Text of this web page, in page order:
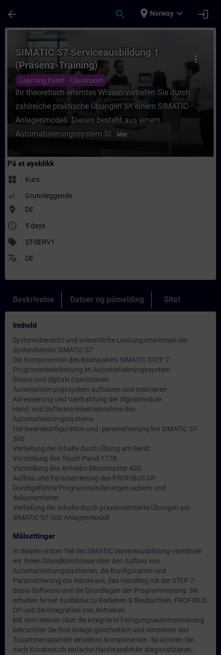
arrow_back search place Norway expand_more login
Kurs - SIMATIC S7 Serviceausbildung 1
more_vert
SIMATIC S7 Serviceausbildung 1
(Präsenz-Training)
Learning Event - Classroom
Ihr theoretisch erlerntes Wissen vertiefen Sie durch
zahlreiche praktische Übungen an einem SIMATIC-
Anlagenmodell. Dieses besteht aus einem
Automatisierungssystem SI... Mer
På et øyeblikk
widgets Kurs
Grunnleggende
where_to_vote DE
access_time 5 days
sell ST-SERV1
translate DE
Beskrivelse Datoer og påmelding Sitat
Innhold
Systemübersicht und wesentliche Leistungsmerkmale der
Systemfamilie SIMATIC S7
Die Komponenten des Basispakets SIMATIC STEP 7
Programmbearbeitung im Automatisierungssystem
Binäre und digitale Operationen
Automatisierungssystem aufbauen und montieren
Adressierung und Verdrahtung der Signalmodule
Hard- und Software-Inbetriebnahme des
Automatisierungssystems
Hardwarekonfiguration und -parametrierung bei SIMATIC S7-
300
Vertiefung der Inhalte durch Übung am Gerät
Vorstellung des Touch Panel 177B
Vorstellung des Antriebs Micromaster 420
Aufbau und Parametrierung des PROFIBUS DP
Durchgeführte Programmänderungen sichern und
dokumentieren
Vertiefung der Inhalte durch praxisorientierte Übungen am
SIMATIC S7-300 Anlagenmodell.
Målsettinger
In diesem ersten Teil der SIMATIC Serviceausbildung vermitteln
wir Ihnen Grundkenntnisse über den Aufbau von
Automatisierungssystemen, die Konfiguration und
Parametrierung der Hardware, das Handling mit der STEP 7-
Basis-Software und die Grundlagen der Programmierung. Sie
erhalten ferner Ausblicke zu Bedienen & Beobachten, PROFIBUS
DP und die Integration von Antrieben.
Mit dem Wissen über die integrierte Fertigungsautomatisierung
betrachten Sie Ihre Anlage ganzheitlich und verstehen das
Zusammenspiel der einzelnen Komponenten. So können Sie
nach Kursbesuch einfache Hardwarefehler diagnostizieren,